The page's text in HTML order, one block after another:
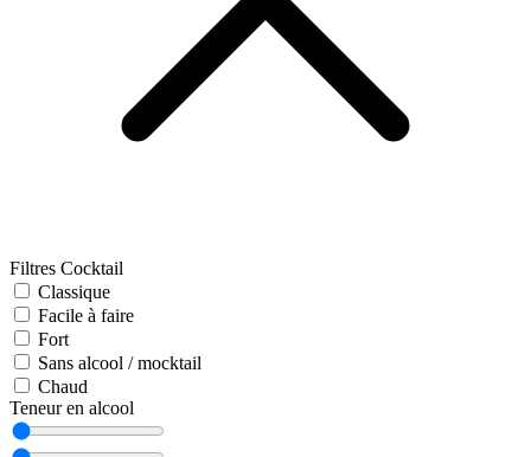
Filtres Cocktail
Classique
Facile à faire
Fort
Sans alcool / mocktail
Chaud
Teneur en alcool